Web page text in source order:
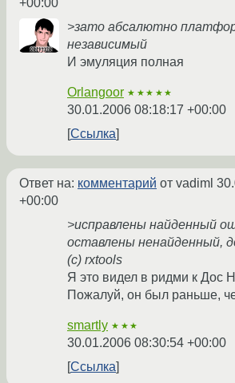
+00:00
>зато абсалютно
независимый
И эмуляция полная
Orlangoor ★★★★★
30.01.2006 08:18:17 +00:00
Ссылка
Ответ на: комментарий от vadiml
+00:00
>исправлены найденный
оставлены ненайденный,
(с) rxtools
Я это видел в ридми к Дос
Пожалуй, он был раньше,
smartly ★★★
30.01.2006 08:30:54 +00:00
Ссылка